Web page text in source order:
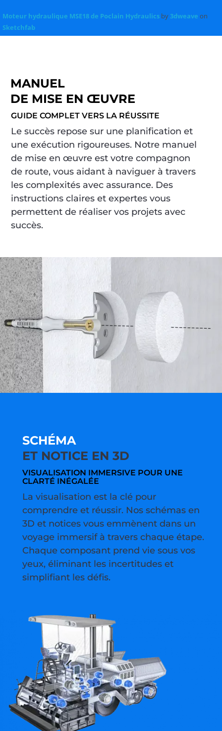
Moteur hydraulique MSE18 de Poclain Hydraulics by3dweave on
Sketchfab
MANUEL
DE MISE EN ŒUVRE
GUIDE COMPLET VERS LA RÉUSSITE
Le succès repose sur une planification et
une exécution rigoureuses. Notre manuel
de mise en œuvre est votre compagnon
de route, vous aidant à naviguer à travers
les complexités avec assurance. Des
instructions claires et expertes vous
permettent de réaliser vos projets avec
succès.
SCHÉMA
ET NOTICE EN 3D
VISUALISATION IMMERSIVE POUR UNE
CLARTÉ INÉGALÉE
La visualisation est la clé pour
comprendre et réussir. Nos schémas en
3D et notices vous emmènent dans un
voyage immersif à travers chaque étape.
Chaque composant prend vie sous vos
yeux, éliminant les incertitudes et
simplifiant les défis.